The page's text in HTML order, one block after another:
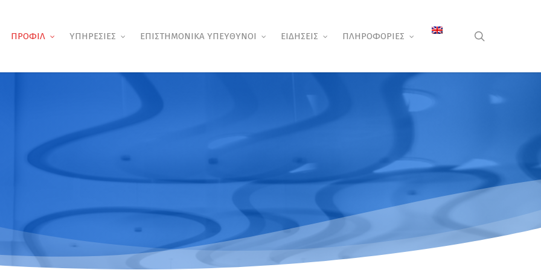
ΠΡΟΦΙΛ ΥΠΗΡΕΣΙΕΣ ΕΠΙΣΤΗΜΟΝΙΚΑ ΥΠΕΥΘΥΝΟΙ ΕΙΔΗΣΕΙΣ ΠΛΗΡΟΦΟΡΙΕΣ